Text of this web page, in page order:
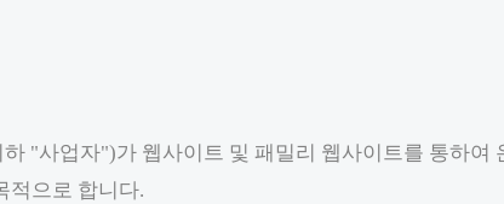
"사업자")가 웹사이트 및 패밀리 웹사이트를 통하
적으로 합니다.